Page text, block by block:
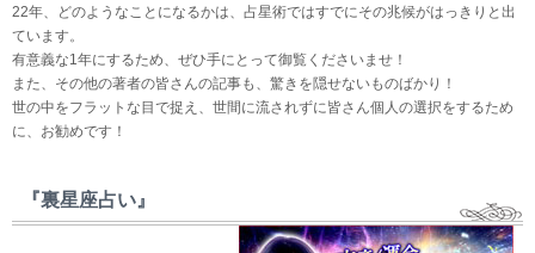
22年、どのようなことになるかは、占星術ではすでにその兆候がはっきりと出
ています。
有意義な1年にするため、ぜひ手にとって御覧くださいませ！
また、その他の著者の皆さんの記事も、驚きを隠せないものばかり！
世の中をフラットな目で捉え、世間に流されずに皆さん個人の選択をするため
に、お勧めです！
『裏星座占い』